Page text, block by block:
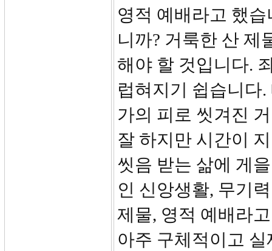
영적 예배라고 했
니까? 거룩한 산 제
해야 할 것입니다.
럽혀지기 쉽습니다
가의 피로 씻겨진
잘 하지만 시간이
씻음 받는 삶에 게
인 신앙생활, 무기
제물, 영적 예배라
아주 구체적이고